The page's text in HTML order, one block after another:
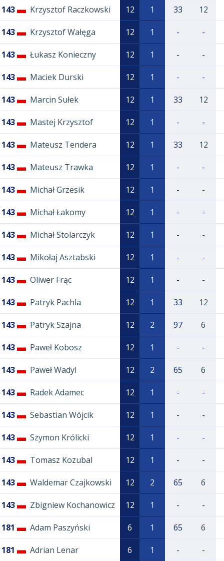
143 Krzysztof Raczkowski 12 1 33 12
143 Krzysztof Wałęga 12 1 - -
143 Łukasz Konieczny 12 1 - -
143 Maciek Durski 12 1 - -
143 Marcin Sułek 12 1 33 12
143 Mastej Krzysztof 12 1 - -
143 Mateusz Tendera 12 1 33 12
143 Mateusz Trawka 12 1 - -
143 Michał Grzesik 12 1 - -
143 Michał Łakomy 12 1 - -
143 Michał Stolarczyk 12 1 - -
143 Mikołaj Asztabski 12 1 - -
143 Oliwer Frąc 12 1 - -
143 Patryk Pachla 12 1 33 12
143 Patryk Szajna 12 2 97 6
143 Paweł Kobosz 12 1 - -
143 Paweł Wadyl 12 2 65 6
143 Radek Adamec 12 1 - -
143 Sebastian Wójcik 12 1 - -
143 Szymon Królicki 12 1 - -
143 Tomasz Kozubal 12 1 - -
143 Waldemar Czajkowski 12 2 65 6
143 Zbigniew Kochanowicz 12 1 - -
181 Adam Paszyński 6 1 65 6
181 Adrian Lenar 6 1 - -